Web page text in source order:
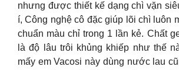
nhưng được thiết kế dạng chì vặn
í, Công nghệ cô đặc giúp lõi chì luôn
chuẩn màu chỉ trong 1 lần kẻ. Chất
là độ lâu trôi khủng khiếp như thế
mấy em Vacosi này dùng nước lau